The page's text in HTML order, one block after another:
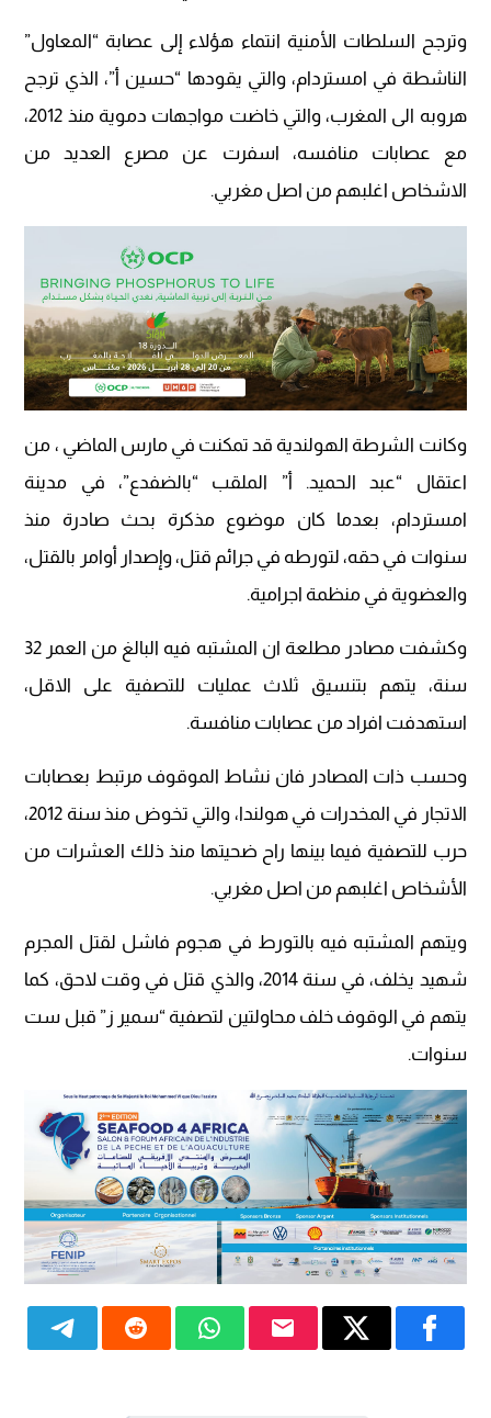
وترجح السلطات الأمنية انتماء هؤلاء إلى عصابة “المعاول”
الناشطة في امستردام، والتي يقودها “حسين أ”، الذي ترجح
هروبه الى المغرب، والتي خاضت مواجهات دموية منذ 2012،
مع عصابات منافسه، اسفرت عن مصرع العديد من
الاشخاص اغلبهم من اصل مغربي.
وكانت الشرطة الهولندية قد تمكنت في مارس الماضي ، من
اعتقال “عبد الحميد. أ” الملقب “بالضفدع”، في مدينة
امستردام، بعدما كان موضوع مذكرة بحث صادرة منذ
سنوات في حقه، لتورطه في جرائم قتل، وإصدار أوامر بالقتل،
والعضوية في منظمة اجرامية.
وكشفت مصادر مطلعة ان المشتبه فيه البالغ من العمر 32
سنة، يتهم بتنسيق ثلاث عمليات للتصفية على الاقل،
استهدفت افراد من عصابات منافسة.
وحسب ذات المصادر فان نشاط الموقوف مرتبط بعصابات
الاتجار في المخدرات في هولندا، والتي تخوض منذ سنة 2012،
حرب للتصفية فيما بينها راح ضحيتها منذ ذلك العشرات من
الأشخاص اغلبهم من اصل مغربي.
ويتهم المشتبه فيه بالتورط في هجوم فاشل لقتل المجرم
شهيد يخلف، في سنة 2014، والذي قتل في وقت لاحق، كما
يتهم في الوقوف خلف محاولتين لتصفية “سمير ز” قبل ست
سنوات.